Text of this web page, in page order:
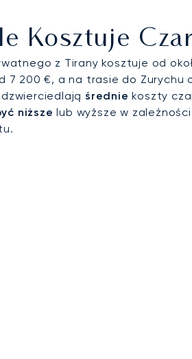
Kosztuje
z Tirany kosztuje od
7 200 €, a na trasie do Zurychu
średnie koszty
niższe lub wyższe w